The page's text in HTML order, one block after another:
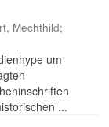
Mechthild;
um
...